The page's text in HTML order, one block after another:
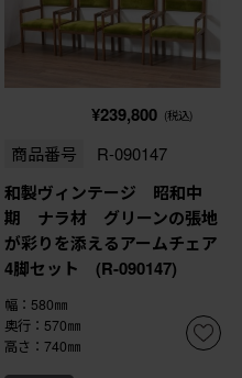
¥239,800 (税込)
商品番号 R-090147
和製ヴィンテージ 昭和中
期 ナラ材 グリーンの張地
が彩りを添えるアームチェア
4脚セット (R-090147)
幅：580㎜
奥行：570㎜
高さ：740㎜